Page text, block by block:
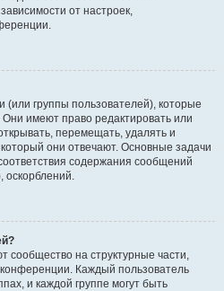
от настроек,
группы пользователей), которые
имеют право редактировать или
перемещать, удалять и
они отвечают. Основные задачи
содержания сообщений
сообщество на структурные части,
Каждый пользователь
и каждой группе могут быть